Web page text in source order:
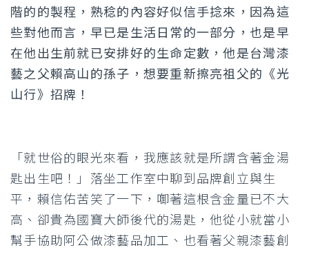
階的的製程，熟稔的內容好似信手捻來，因為這
些對他而言，早已是生活日常的一部分，也是早
在他出生前就已安排好的生命定數，他是台灣漆
藝之父賴高山的孫子，想要重新擦亮祖父的《光
山行》招牌！
「就世俗的眼光來看，我應該就是所謂含著金湯
匙出生吧！」落坐工作室中聊到品牌創立與生
平，賴信佑苦笑了一下，啣著這根含金量已不大
高、卻貴為國寶大師後代的湯匙，他從小就當小
幫手協助阿公做漆藝品加工、也看著父親漆藝創